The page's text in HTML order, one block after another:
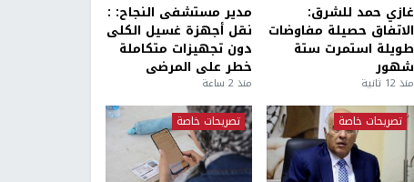
غازي حمد للشرق:
الاتفاق حصيلة مفاوضات
طويلة استمرت ستة
شهور
منذ 12 ثانية
مدير مستشفى النجاح: :
نقل أجهزة غسيل الكلى
دون تجهيزات متكاملة
خطر على المرضى
منذ 2 ساعة
تصريحات خاصة تصريحات خاصة